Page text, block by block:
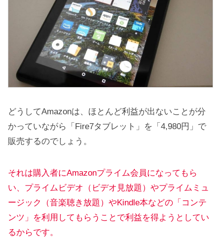
どうしてAmazonは、ほとんど利益が出ないことが分
かっていながら「Fire7タブレット」を「4,980円」で
販売するのでしょう。
それは購入者にAmazonプライム会員になってもら
い、プライムビデオ（ビデオ見放題）やプライムミュ
ージック（音楽聴き放題）やKindle本などの「コンテ
ンツ」を利用してもらうことで利益を得ようとしてい
るからです。